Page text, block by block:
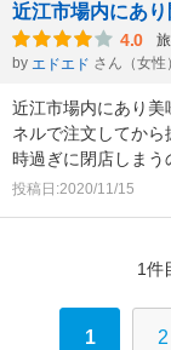
近江市場内にあ
4.0
by エドエド さん（女性）
近江市場内にあり
ネルで注文してか
時過ぎに閉店しまう
投稿日:2020/11/15
1件
1 2